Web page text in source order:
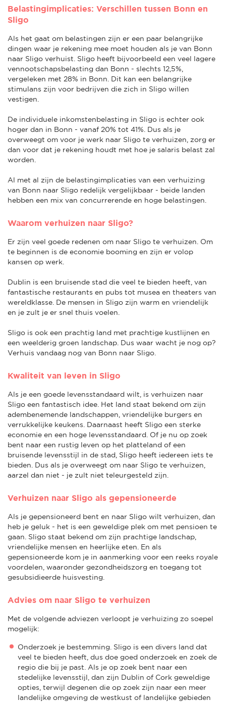
Belastingimplicaties: Verschillen tussen Bonn en
Sligo
Als het gaat om belastingen zijn er een paar belangrijke
dingen waar je rekening mee moet houden als je van Bonn
naar Sligo verhuist. Sligo heeft bijvoorbeeld een veel lagere
vennootschapsbelasting dan Bonn - slechts 12,5%,
vergeleken met 28% in Bonn. Dit kan een belangrijke
stimulans zijn voor bedrijven die zich in Sligo willen
vestigen.
De individuele inkomstenbelasting in Sligo is echter ook
hoger dan in Bonn - vanaf 20% tot 41%. Dus als je
overweegt om voor je werk naar Sligo te verhuizen, zorg er
dan voor dat je rekening houdt met hoe je salaris belast zal
worden.
Al met al zijn de belastingimplicaties van een verhuizing
van Bonn naar Sligo redelijk vergelijkbaar - beide landen
hebben een mix van concurrerende en hoge belastingen.
Waarom verhuizen naar Sligo?
Er zijn veel goede redenen om naar Sligo te verhuizen. Om
te beginnen is de economie booming en zijn er volop
kansen op werk.
Dublin is een bruisende stad die veel te bieden heeft, van
fantastische restaurants en pubs tot musea en theaters van
wereldklasse. De mensen in Sligo zijn warm en vriendelijk
en je zult je er snel thuis voelen.
Sligo is ook een prachtig land met prachtige kustlijnen en
een weelderig groen landschap. Dus waar wacht je nog op?
Verhuis vandaag nog van Bonn naar Sligo.
Kwaliteit van leven in Sligo
Als je een goede levensstandaard wilt, is verhuizen naar
Sligo een fantastisch idee. Het land staat bekend om zijn
adembenemende landschappen, vriendelijke burgers en
verrukkelijke keukens. Daarnaast heeft Sligo een sterke
economie en een hoge levensstandaard. Of je nu op zoek
bent naar een rustig leven op het platteland of een
bruisende levensstijl in de stad, Sligo heeft iedereen iets te
bieden. Dus als je overweegt om naar Sligo te verhuizen,
aarzel dan niet - je zult niet teleurgesteld zijn.
Verhuizen naar Sligo als gepensioneerde
Als je gepensioneerd bent en naar Sligo wilt verhuizen, dan
heb je geluk - het is een geweldige plek om met pensioen te
gaan. Sligo staat bekend om zijn prachtige landschap,
vriendelijke mensen en heerlijke eten. En als
gepensioneerde kom je in aanmerking voor een reeks royale
voordelen, waaronder gezondheidszorg en toegang tot
gesubsidieerde huisvesting.
Advies om naar Sligo te verhuizen
Met de volgende adviezen verloopt je verhuizing zo soepel
mogelijk:
Onderzoek je bestemming. Sligo is een divers land dat
veel te bieden heeft, dus doe goed onderzoek en zoek de
regio die bij je past. Als je op zoek bent naar een
stedelijke levensstijl, dan zijn Dublin of Cork geweldige
opties, terwijl degenen die op zoek zijn naar een meer
landelijke omgeving de westkust of landelijke gebieden